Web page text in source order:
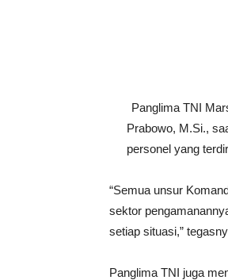
Panglima TNI
Prabowo, M.Si.,
personel yang
“Semua unsur
sektor
setiap situasi,”
Panglima TNI juga